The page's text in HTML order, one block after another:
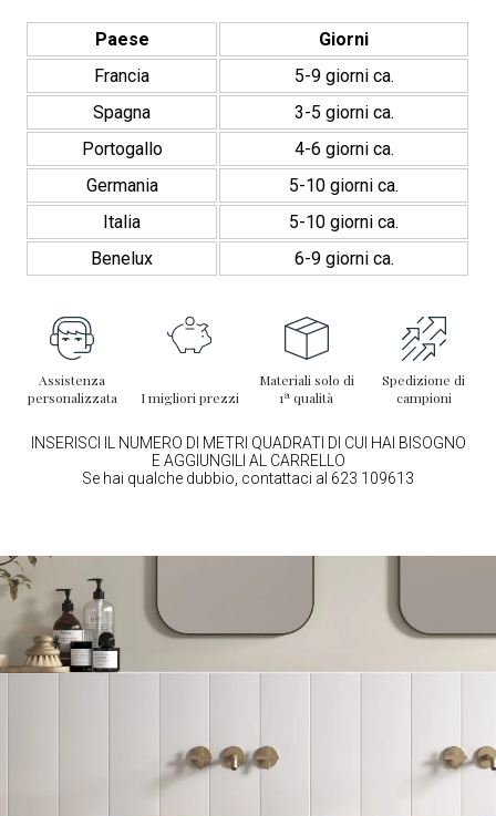
Paese
Giorni
Francia
5-9 giorni ca.
Spagna
3-5 giorni ca.
Portogallo
4-6 giorni ca.
Germania
5-10 giorni ca.
Italia
5-10 giorni ca.
Benelux
6-9 giorni ca.
Assistenza
personalizzata
I migliori prezzi
Materiali solo di
1ª qualità
Spedizione di
campioni
INSERISCI IL NUMERO DI METRI QUADRATI DI CUI HAI BISOGNO
E AGGIUNGILI AL CARRELLO
Se hai qualche dubbio, contattaci al 623 109613